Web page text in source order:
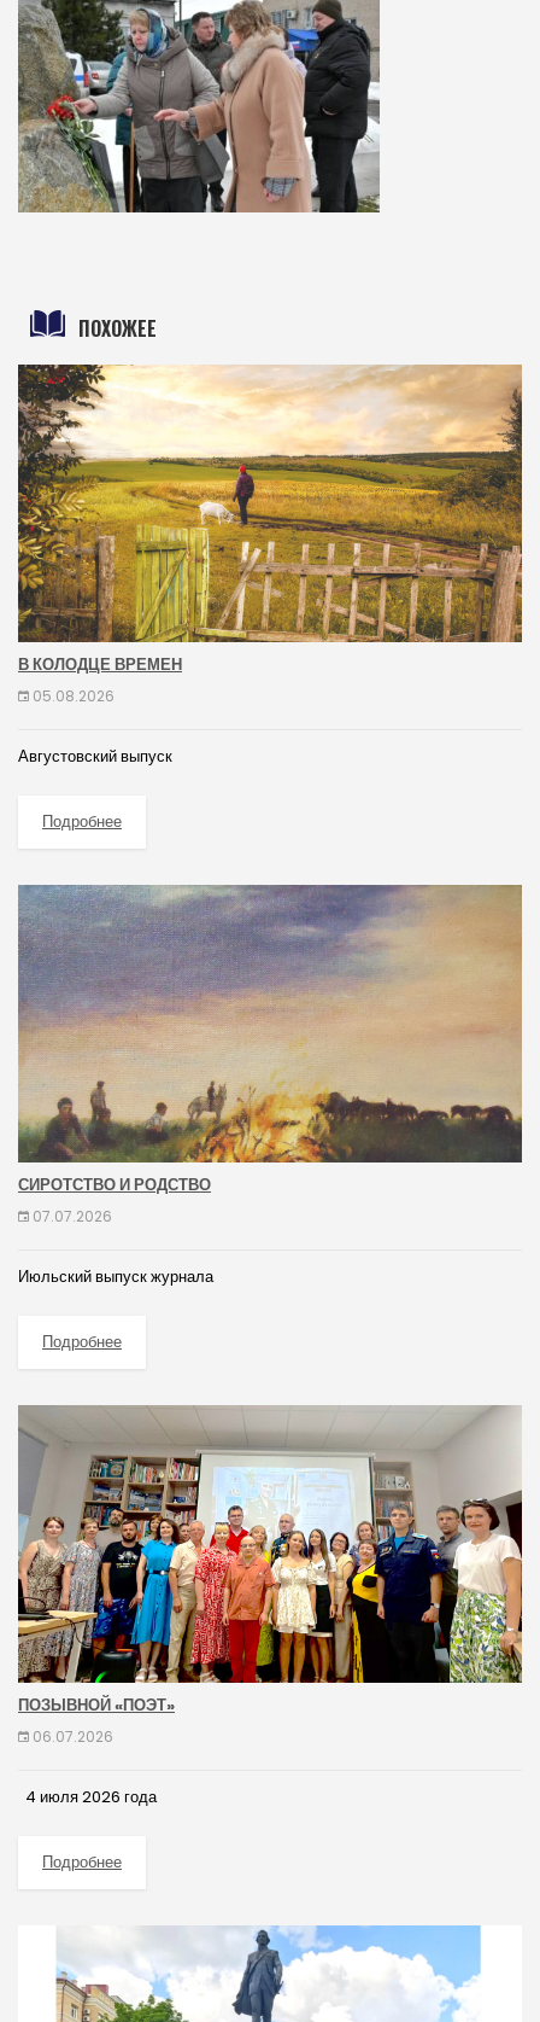
ПОХОЖЕЕ
В КОЛОДЦЕ ВРЕМЕН
05.08.2026
Августовский выпуск
Подробнее
СИРОТСТВО И РОДСТВО
07.07.2026
Июльский выпуск журнала
Подробнее
ПОЗЫВНОЙ «ПОЭТ»
06.07.2026
4 июля 2026 года
Подробнее